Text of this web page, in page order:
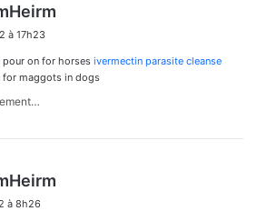
:
à 17h23
pour on for horses ivermectin parasite cleanse
for maggots in dogs
à 8h26